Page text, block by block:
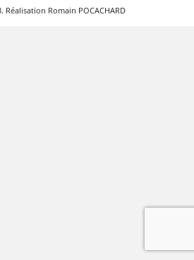
Réalisation Romain POCACHARD